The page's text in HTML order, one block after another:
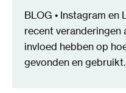
BLOG • Instagram en
recent
invloed hebben op
gevonden en